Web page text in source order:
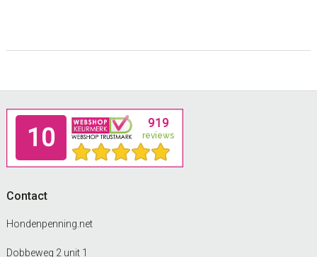
Footer
Contact
Hondenpenning.net
Dobbeweg 2 unit 1